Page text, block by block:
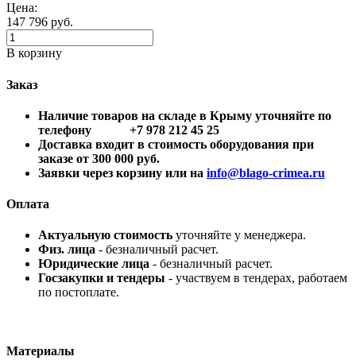
Цена:
147 796 руб.
В корзину
Заказ
Наличие товаров на складе в Крыму уточняйте по
телефону +7 978 212 45 25
Доставка входит в стоимость оборудования при
заказе от 300 000 руб.
Заявки через корзину или на info@blago-crimea.ru
Оплата
Актуальную стоимость уточняйте у менеджера.
Физ. лица - безналичный расчет.
Юридические лица - безналичный расчет.
Госзакупки и тендеры - участвуем в тендерах, работаем
по постоплате.
Материалы